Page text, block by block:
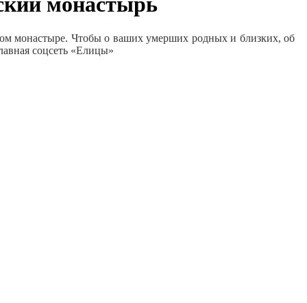
монастыре. Чтобы о ваших умерших родных и близких, об
соцсеть «Елицы»